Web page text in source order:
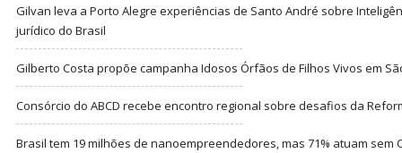
Gilvan leva a Porto Alegre experiências de Santo André sobre
jurídico do Brasil
Gilberto Costa propõe campanha Idosos Órfãos de Filhos Vivos em
Consórcio do ABCD recebe encontro regional sobre desafios da
Brasil tem 19 milhões de nanoempreendedores, mas 71% atuam sem